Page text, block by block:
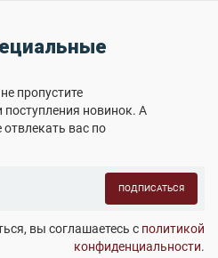
пропустите
новинок. А
вас по
ПОДПИСАТЬСЯ
вы соглашаетесь с политикой
конфиденциальности.